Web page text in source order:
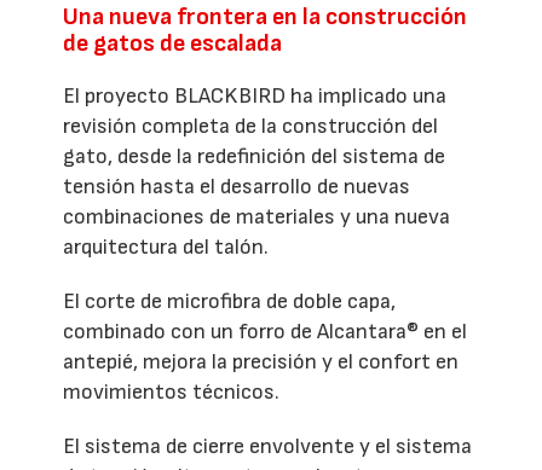
Una nueva frontera en la construcción
de gatos de escalada
El proyecto BLACKBIRD ha implicado una
revisión completa de la construcción del
gato, desde la redefinición del sistema de
tensión hasta el desarrollo de nuevas
combinaciones de materiales y una nueva
arquitectura del talón.
El corte de microfibra de doble capa,
combinado con un forro de Alcantara® en el
antepié, mejora la precisión y el confort en
movimientos técnicos.
El sistema de cierre envolvente y el sistema